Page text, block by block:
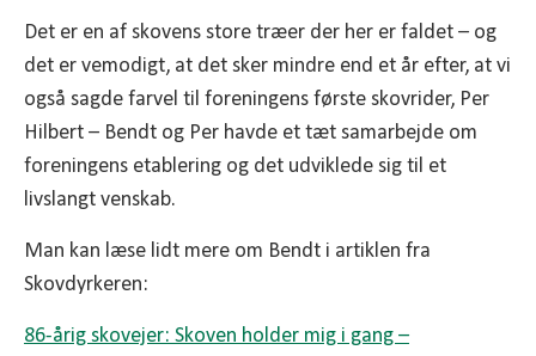
Det er en af skovens store træer der her er faldet – og
det er vemodigt, at det sker mindre end et år efter, at vi
også sagde farvel til foreningens første skovrider, Per
Hilbert – Bendt og Per havde et tæt samarbejde om
foreningens etablering og det udviklede sig til et
livslangt venskab.
Man kan læse lidt mere om Bendt i artiklen fra
Skovdyrkeren:
86-årig skovejer: Skoven holder mig i gang –